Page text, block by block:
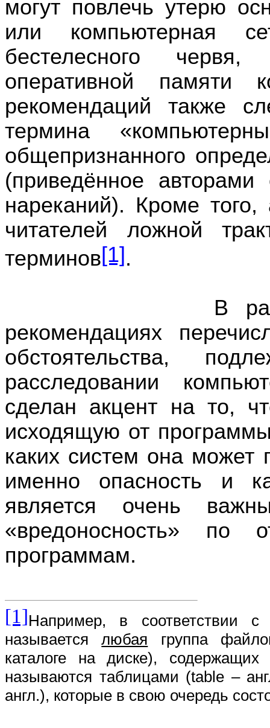
могут повлечь утерю
или компьютерная
бестелесного
оперативной памяти
рекомендаций также
термина
общепризнанного
(приведённое
нареканий). Кроме
читателей ложной
терминов[1] .
В
рекомендациях
обстоятельства,
расследовании
сделан акцент на то,
исходящую от
каких систем она может
именно опасность и
является очень
«вредоносность» по
программам.
[1]Например, в соответствии с
называетсялюбая группа
каталоге на диске),
называются таблицами (table –
англ.), которые в свою очередь